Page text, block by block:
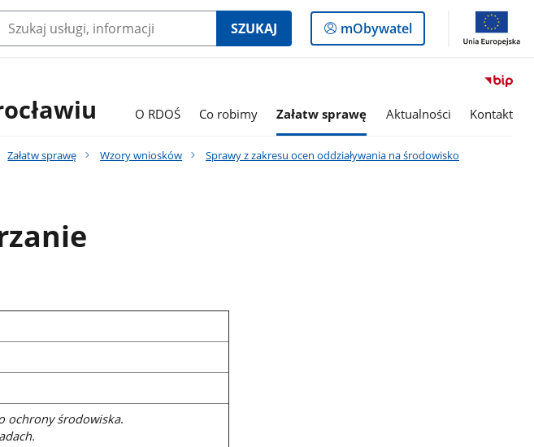
SZUKAJ
Logowanie
do
mObywatel
O RDOŚ Co robimy Załatw sprawę Aktualności Kontakt
Załatw sprawę Wzory wniosków
Sprawy z zakresu ocen oddziaływania na środowisko
ochrony środowiska.